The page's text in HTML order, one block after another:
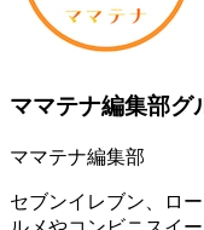
ママテナ編集部グ
ママテナ編集部
セブンイレブン、ロ